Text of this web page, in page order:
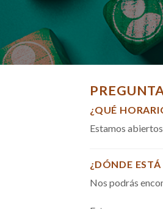
¿QUÉ
Estamos
¿DÓNDE
Nos podrás